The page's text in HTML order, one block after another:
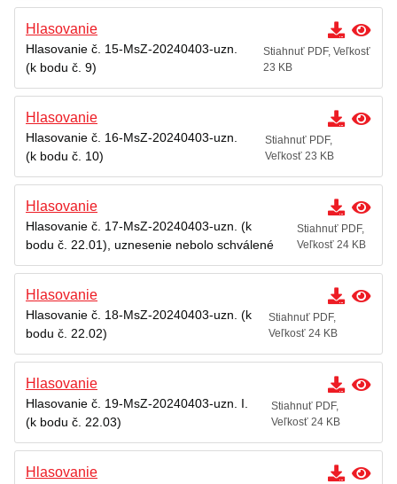
Hlasovanie
Hlasovanie č. 15-MsZ-20240403-uzn.
(k bodu č. 9)
Stiahnuť PDF, Veľkosť
23 KB
Hlasovanie
Hlasovanie č. 16-MsZ-20240403-uzn.
(k bodu č. 10)
Stiahnuť PDF,
Veľkosť 23 KB
Hlasovanie
Hlasovanie č. 17-MsZ-20240403-uzn. (k
bodu č. 22.01), uznesenie nebolo schválené
Stiahnuť PDF,
Veľkosť 24 KB
Hlasovanie
Hlasovanie č. 18-MsZ-20240403-uzn. (k
bodu č. 22.02)
Stiahnuť PDF,
Veľkosť 24 KB
Hlasovanie
Hlasovanie č. 19-MsZ-20240403-uzn. I.
(k bodu č. 22.03)
Stiahnuť PDF,
Veľkosť 24 KB
Hlasovanie